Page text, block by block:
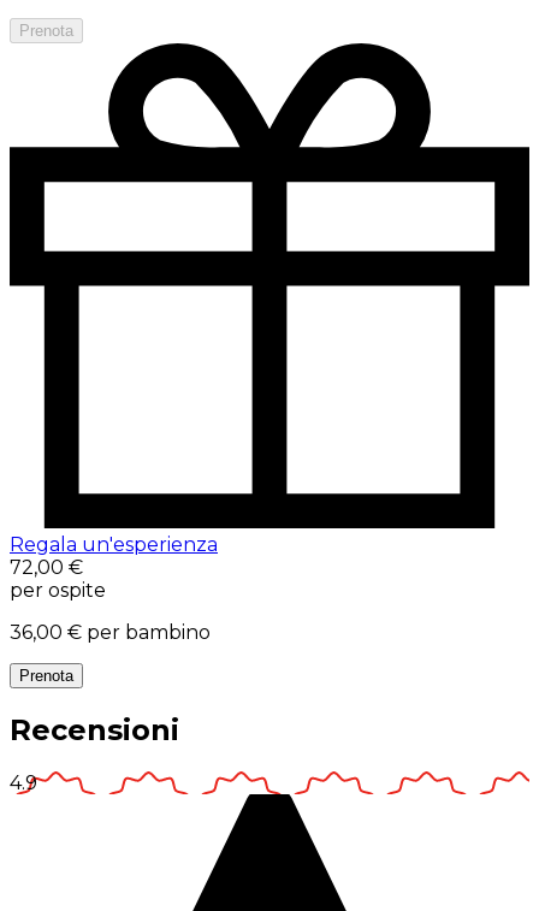
Prenota
Regala un'esperienza
72,00 €
per ospite
36,00 € per bambino
Prenota
Recensioni
4.9